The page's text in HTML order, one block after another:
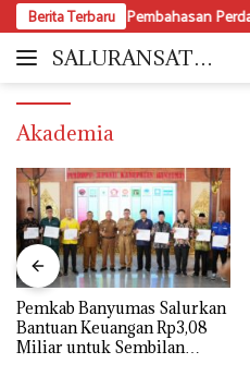
Langsung
ke
konten
Berita Terbaru
Pembahasan Perda kepada
SALURANSATU.
Moderat
Akademia
Pemkab Banyumas Salurkan
Bantuan Keuangan Rp3,08
Miliar untuk Sembilan